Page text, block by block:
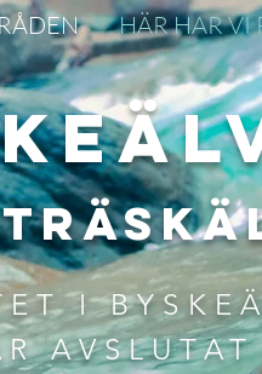
HÄR HAR VI
I
AVSLUTAT